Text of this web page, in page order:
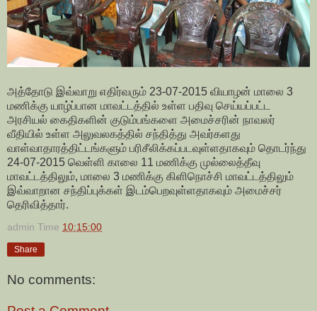
அத்தோடு இவ்வாறு எதிர்வரும் 23-07-2015 வியாழன் மாலை 3
மணிக்கு யாழ்ப்பான மாவட்டத்தில் உள்ள பதிவு செய்யப்பட்ட
அரசியல் கைதிகளின் குடும்பங்களை அமைச்சரின் நாவலர்
வீதியில் உள்ள அலுவலகத்தில் சந்தித்து அவர்களது
வாள்வாதாரத்திட்டங்களும் பரிசீலிக்கப்படவுள்ளதாகவும் தொடர்ந்து
24-07-2015 வெள்ளி காலை 11 மணிக்கு முல்லைத்தீவு
மாவட்டத்திலும், மாலை 3 மணிக்கு கிளிநொச்சி மாவட்டத்திலும்
இவ்வாறான சந்திப்புக்கள் இடம்பெறவுள்ளதாகவும் அமைச்சர்
தெரிவித்தார்.
admin Time 10:15:00
Share
No comments: